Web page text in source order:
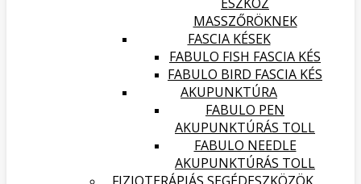
MASSZŐRÖKNEK
FASCIA KÉSEK
FABULO FISH FASCIA KÉS
FABULO BIRD FASCIA KÉS
AKUPUNKTÚRA
FABULO PEN
AKUPUNKTÚRÁS TOLL
FABULO NEEDLE
AKUPUNKTÚRÁS TOLL